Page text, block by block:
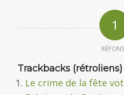
1
Trackbacks
Le crime de la fête